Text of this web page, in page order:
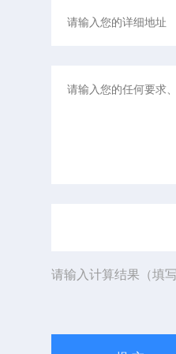
请输入计算结果（填